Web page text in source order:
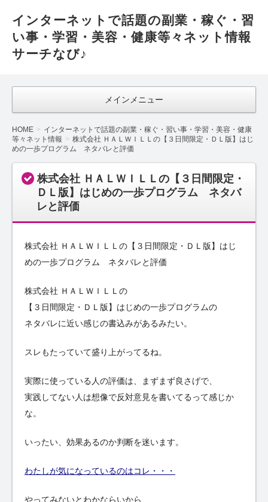
インターネットで話題の副業・稼ぐ・習
い事・学習・美容・健康等々ネット情報
サーチなび♪
メインメニュー
HOME
インターネットで話題の副業・稼ぐ・習い事・学習・美容・健康
等々ネット情報
株式会社 ＨＡＬＷＩＬＬの【３日間限定・ＤＬ版】はじ
めの一歩プログラム ネタバレと評価
株式会社 ＨＡＬＷＩＬＬの【３日間限定・
ＤＬ版】はじめの一歩プログラム ネタバ
レと評価
株式会社 ＨＡＬＷＩＬＬの【３日間限定・ＤＬ版】はじ
めの一歩プログラム ネタバレと評価
株式会社 ＨＡＬＷＩＬＬの
【３日間限定・ＤＬ版】はじめの一歩プログラムの
ネタバレに近い感じの書込みがあるみたい。
スレもたっていて盛り上がってるね。
実際に使っている人の評価は、まずまず良さげで、
実践してない人は想像で反対意見を書いてるって感じか
な。
いったい、効果あるのか判断を迷います。
わたしが気になっているのはコレ・・・
やってみないとわかならいから、